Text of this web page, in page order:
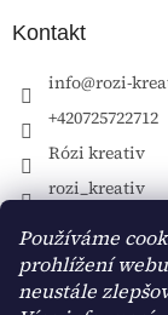
Používáme
prohlížení
neustále
Kontakt
info@rozi-
+420725722712
Rózi kreativ
rozi_kreativ